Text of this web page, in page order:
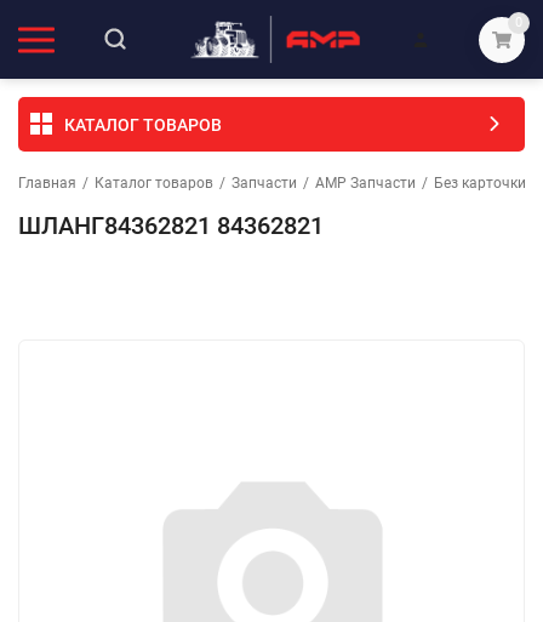
0
КАТАЛОГ ТОВАРОВ
Главная / Каталог товаров / Запчасти / АМР Запчасти / Без карточки
ШЛАНГ84362821 84362821